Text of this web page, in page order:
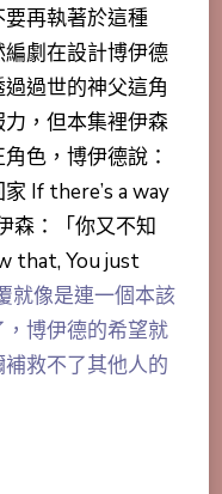
再執著於這種
編劇在設計博伊德
過世的神父這角
，但本集裡伊森
色，博伊德說：
If there’s a way
森：「你又不知
that, You just
就像是連一個本該
博伊德的希望就
救不了其他人的